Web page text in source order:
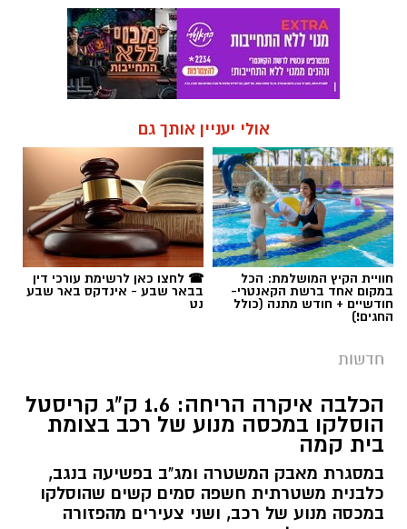
חוויית הקיץ המושלמת: הכל
חודשיים + חודש מתנה (כולל
☎ לחצו כאן לרשימת עורכי דין
נט
חדשות
הכלבה איקרה הריחה: 1.6 ק"ג קריסטל
הוסלקו במכסה מנוע של רכב בצומת
בית קמה
במסגרת מאבק המשטרה ומג"ב בפשיעה בנגב,
כלבנית משטרתית חשפה סמים קשים שהוסלקו
נעצרו. בפעילות נוספת באזור התעשייה ברהט,
נחשף עסק מחתרתי להמרת כספים שנוהל מתוך
רכב ובו עשרות אלפי שקלים ומטבע זר. ארבעה
חשודים נעצרו בסך הכל.
רותם שרון / 19:00 06.08.26
קרא עוד
אולי יעניין אותך גם